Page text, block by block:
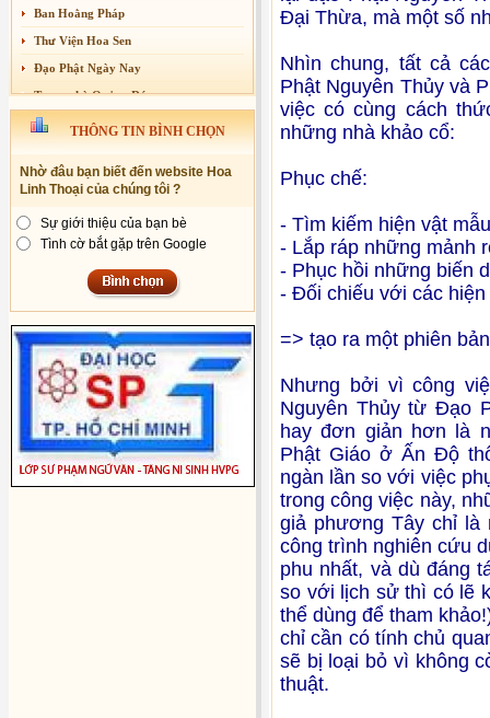
Ban Hoằng Pháp
Thư Viện Hoa Sen
Đạo Phật Ngày Nay
Trang nhà Quảng Đức
Báo Giác Ngộ
THÔNG TIN BÌNH CHỌN
Nhờ đâu bạn biết đến website Hoa
Linh Thoại của chúng tôi ?
Sự giới thiệu của bạn bè
Tình cờ bắt gặp trên Google
Đại Thừa, mà một số
Nhìn chung, tất cả
Phật Nguyên Thủy và
việc có cùng cách
những nhà khảo cổ:
Phục chế:
- Tìm kiếm hiện vật mẫu
- Lắp ráp những mảnh
- Phục hồi những biến
- Đối chiếu với các
=> tạo ra một phiên
Nhưng bởi vì công
Nguyên Thủy từ Đạo
hay đơn giản hơn là
Phật Giáo ở Ấn Độ
ngàn lần so với việc
trong công việc này,
giả phương Tây chỉ là
công trình nghiên cứu
phu nhất, và dù đáng
so với lịch sử thì có lẽ
thể dùng để tham
chỉ cần có tính chủ
sẽ bị loại bỏ vì không
thuật.